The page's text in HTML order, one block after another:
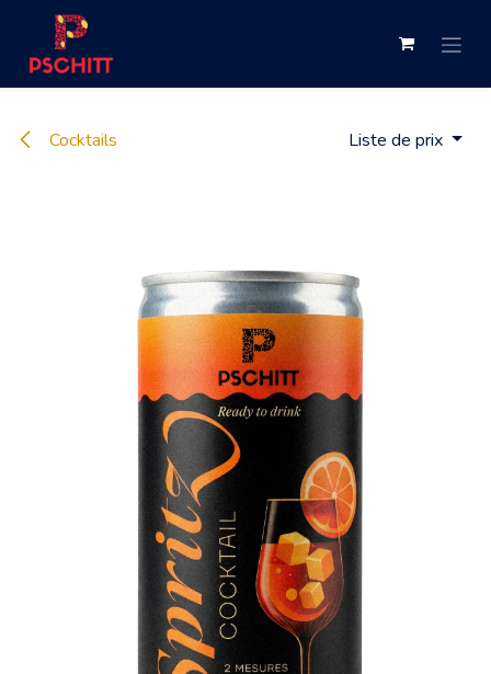
Se rendre au contenu
Cocktails Liste de prix